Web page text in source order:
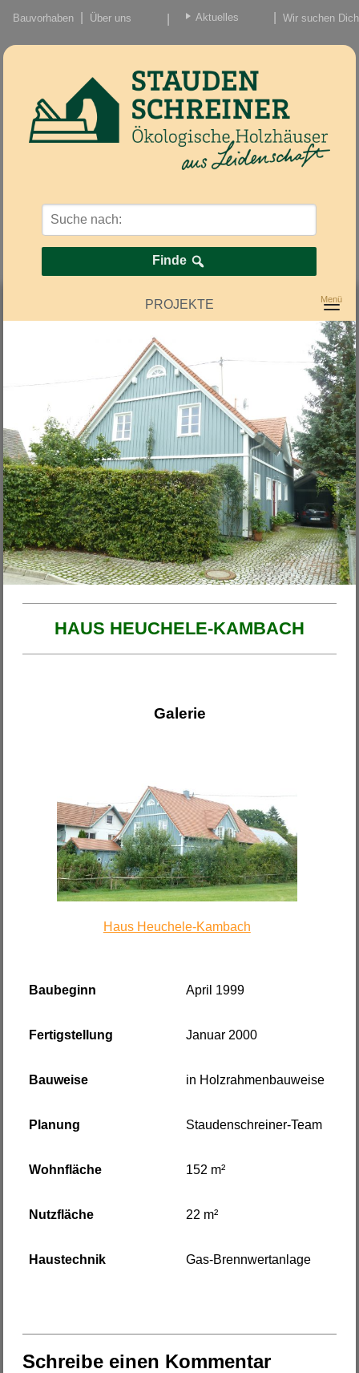
Bauvorhaben Über uns
Aktuelles
Nachrichten/Einzug
Wir suchen
Finde
PROJEKTE
Unsere Projekte
2026
Haus am Ende der Rosengasse
Anbau Michl
Anbau Handfest
Haus Wirth - Großkinsky
HAUS HEUCHELE-KAMBACH
Galerie
Haus Heuchele-Kambach
Baubeginn April 1999
Fertigstellung Januar 2000
Bauweise in Holzrahmenbauweise
Planung Staudenschreiner-Team
Wohnfläche 152 m²
Nutzfläche 22 m²
Haustechnik Gas-Brennwertanlage
Schreibe einen Kommentar